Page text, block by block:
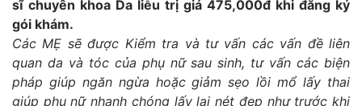
sĩ chuyên khoa Da liễu trị giá 475,000đ khi đăng ký
gói khám.
Các MẸ sẽ được Kiểm tra và tư vấn các vấn đề liên
quan da và tóc của phụ nữ sau sinh, tư vấn các biện
pháp giúp ngăn ngừa hoặc giảm sẹo lồi mổ lấy thai
giúp phụ nữ nhanh chóng lấy lại nét đẹp như trước khi